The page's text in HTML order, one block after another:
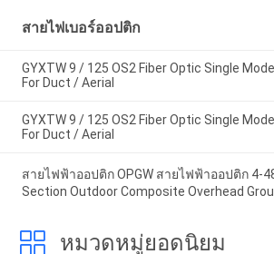
สายไฟเบอร์ออปติก
GYXTW 9 / 125 OS2 Fiber Optic Single
For Duct / Aerial
GYXTW 9 / 125 OS2 Fiber Optic Single
For Duct / Aerial
สายไฟฟ้าออปติก OPGW สายไฟฟ้าออปติก 4-
Section Outdoor Composite Overhead
หมวดหมู่ยอดนิยม